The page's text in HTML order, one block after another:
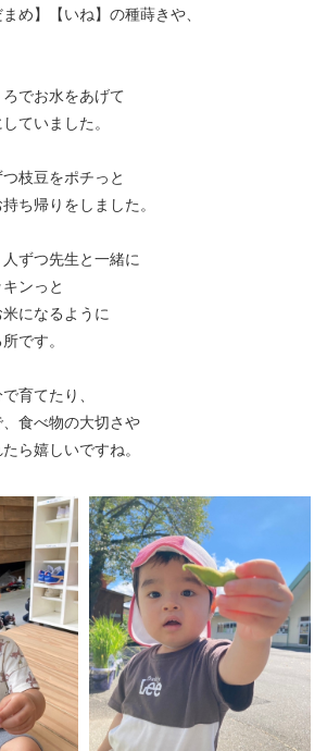
め】【いね】の種蒔きや、
でお水をあげて
ていました。
枝豆をポチっと
ち帰りをしました。
ずつ先生と一緒に
ンっと
になるように
です。
育てたり、
食べ物の大切さや
ら嬉しいですね。